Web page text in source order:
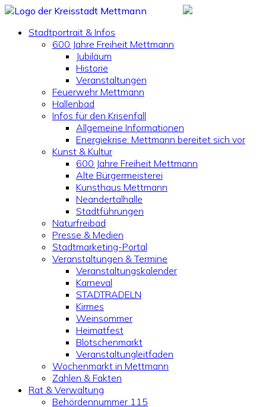
Stadtportrait & Infos
600 Jahre Freiheit Mettmann
Jubiläum
Historie
Veranstaltungen
Feuerwehr Mettmann
Hallenbad
Infos für den Krisenfall
Allgemeine Informationen
Energiekrise: Mettmann bereitet sich vor
Kunst & Kultur
600 Jahre Freiheit Mettmann
Alte Bürgermeisterei
Kunsthaus Mettmann
Neandertalhalle
Stadtführungen
Naturfreibad
Presse & Medien
Stadtmarketing-Portal
Veranstaltungen & Termine
Veranstaltungskalender
Karneval
STADTRADELN
Kirmes
Weinsommer
Heimatfest
Blotschenmarkt
Veranstaltungleitfaden
Wochenmarkt in Mettmann
Zahlen & Fakten
Rat & Verwaltung
Behördennummer 115